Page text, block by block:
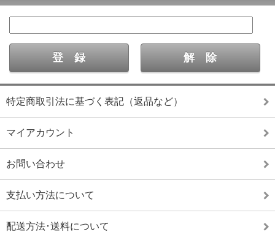
特定商取引法に基づく表記（返品など）
マイアカウント
お問い合わせ
支払い方法について
配送方法･送料について